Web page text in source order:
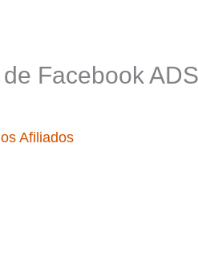
Facebook
Afiliados